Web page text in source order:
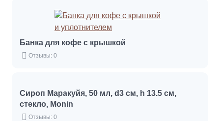
Банка для кофе с крышкой
Отзывы: 0
Сироп Маракуйя, 50 мл, d3 см, h 13.5 см,
стекло, Monin
Отзывы: 0